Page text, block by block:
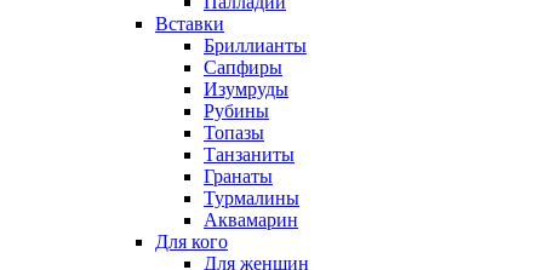
Вставки
Бриллианты
Сапфиры
Изумруды
Рубины
Топазы
Танзаниты
Гранаты
Турмалины
Аквамарин
Для кого
Для женщин